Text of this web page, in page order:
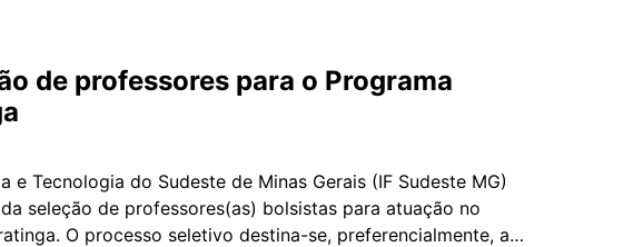
de professores para o Programa
e Tecnologia do Sudeste de Minas Gerais (IF Sudeste MG)
seleção de professores(as) bolsistas para atuação no
O processo seletivo destina-se, preferencialmente, a